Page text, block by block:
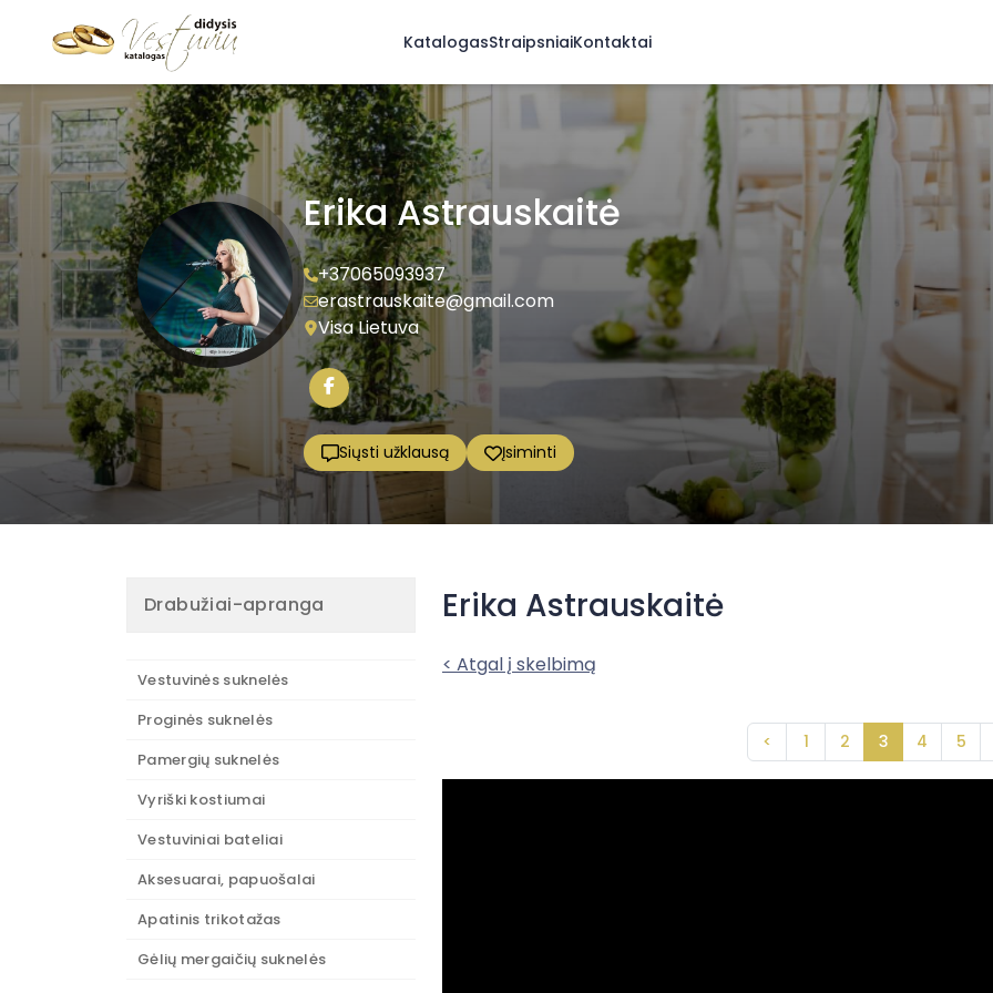
KatalogasStraipsniaiKontaktai
Erika Astrauskaitė
+37065093937
erastrauskaite@gmail.com
Visa Lietuva
Siųsti užklausą Įsiminti
Drabužiai-apranga
Vestuvinės suknelės
Proginės suknelės
Pamergių suknelės
Vyriški kostiumai
Vestuviniai bateliai
Aksesuarai, papuošalai
Apatinis trikotažas
Gėlių mergaičių suknelės
Erika Astrauskaitė
< Atgal į skelbimą
< 1 2 3 4 5